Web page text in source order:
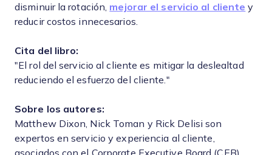
disminuir la rotación, mejorar el servicio al cliente y
reducir costos innecesarios.
Cita del libro:
"El rol del servicio al cliente es mitigar la deslealtad
reduciendo el esfuerzo del cliente."
Sobre los autores:
Matthew Dixon, Nick Toman y Rick Delisi son
expertos en servicio y experiencia al cliente,
asociados con el Corporate Executive Board (CEB),